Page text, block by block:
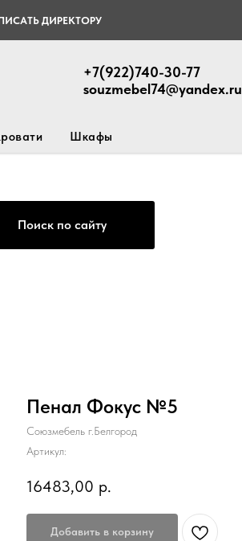
ДИРЕКТОРУ
+7(922)740-30-77
souzmebel74@yandex.ru
Шкафы
Поиск по сайту
Пенал Фокус №5
Союзмебель г.Белгород
Артикул:
16483,00 р.
Добавить в корзину